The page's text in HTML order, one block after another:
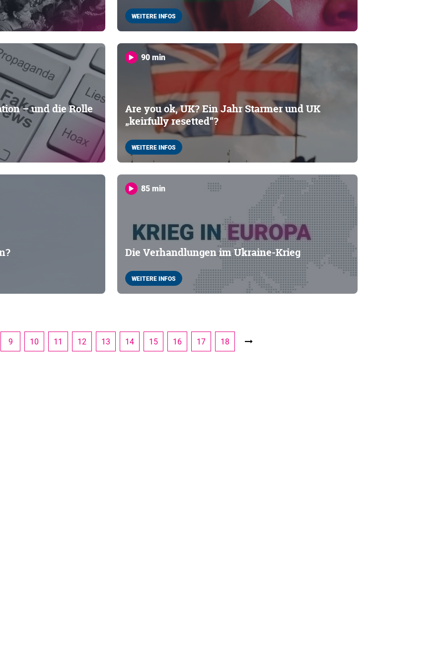
WEITERE INFOS
– und die Rolle
90 min
Are you ok, UK? Ein Jahr Starmer und UK
„keirfully resetted“?
WEITERE INFOS
85 min
Die Verhandlungen im Ukraine-Krieg
WEITERE INFOS
9 10 11 12 13 14 15 16 17 18